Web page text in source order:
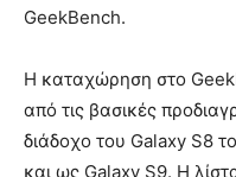
GeekBench.
Η καταχώρηση στο
από τις βασικές
διάδοχο του Galaxy S8
και ως Galaxy S9. Η